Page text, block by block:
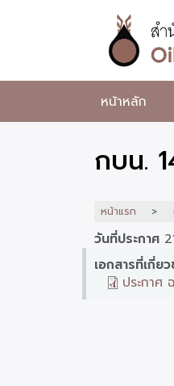
หลัก
สำนัก
กองทุน
น้ำมัน
เพลิง
หน้าหลัก
กบน.
หน้าแรก
วันที่ประกาศ
เอกสารที่เกี่ย
ประกาศ